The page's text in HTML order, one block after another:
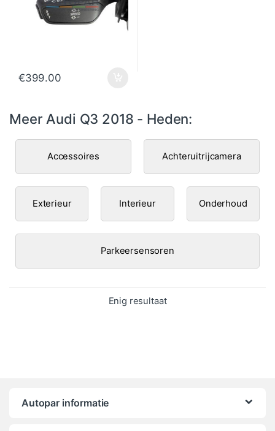
€399.00
Meer Audi Q3 2018 - Heden:
Accessoires Achteruitrijcamera
Exterieur Interieur Onderhoud
Parkeersensoren
Enig resultaat
Autopar informatie